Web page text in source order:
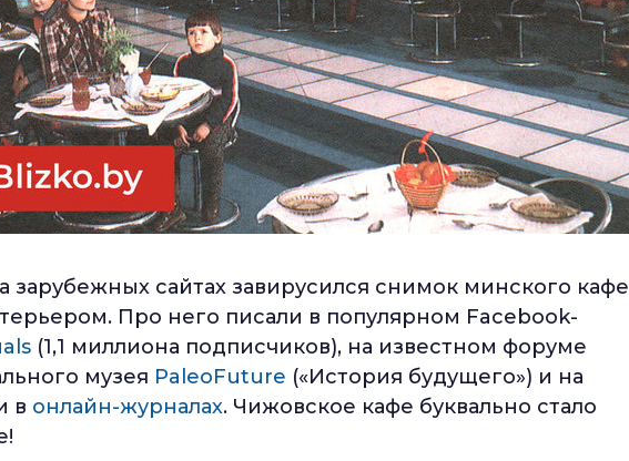
зарубежных сайтах завирусился снимок минского кафе
Про него писали в популярном Facebook-
(1,1 миллиона подписчиков), на известном форуме
музея PaleoFuture («История будущего») и на
в онлайн-журналах. Чижовское кафе буквально стало